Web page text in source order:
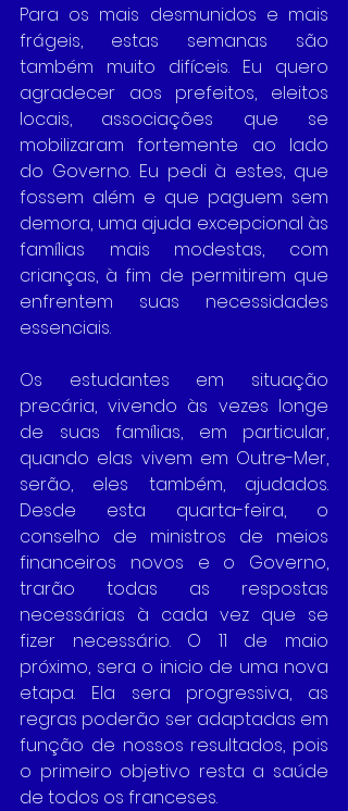
Para os mais desmunidos e mais
frágeis, estas semanas são
também muito difíceis. Eu quero
agradecer aos prefeitos, eleitos
locais, associações que se
mobilizaram fortemente ao lado
do Governo. Eu pedi à estes, que
fossem além e que paguem sem
demora, uma ajuda excepcional às
famílias mais modestas, com
crianças, à fim de permitirem que
enfrentem suas necessidades
essenciais.
Os estudantes em situação
precária, vivendo às vezes longe
de suas famílias, em particular,
quando elas vivem em Outre-Mer,
serão, eles também, ajudados.
Desde esta quarta-feira, o
conselho de ministros de meios
financeiros novos e o Governo,
trarão todas as respostas
necessárias à cada vez que se
fizer necessário. O 11 de maio
próximo, sera o inicio de uma nova
etapa. Ela sera progressiva, as
regras poderão ser adaptadas em
função de nossos resultados, pois
o primeiro objetivo resta a saúde
de todos os franceses.